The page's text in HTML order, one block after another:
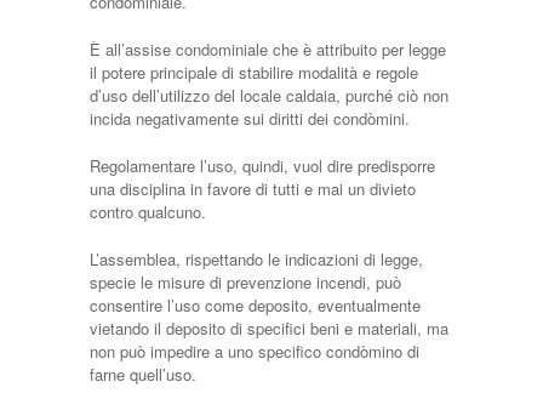
È all’assise condominiale che è attribuito per legge
il potere principale di stabilire modalità e regole
d’uso dell’utilizzo del locale caldaia, purché ciò non
incida negativamente sui diritti dei condòmini.
Regolamentare l’uso, quindi, vuol dire predisporre
una disciplina in favore di tutti e mai un divieto
contro qualcuno.
L’assemblea, rispettando le indicazioni di legge,
specie le misure di prevenzione incendi, può
consentire l’uso come deposito, eventualmente
vietando il deposito di specifici beni e materiali, ma
non può impedire a uno specifico condòmino di
farne quell’uso.